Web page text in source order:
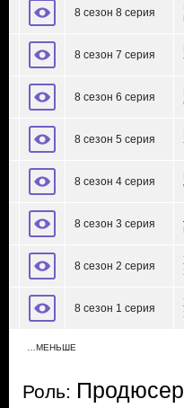
8 сезон 8 серия
8 сезон 7 серия
8 сезон 6 серия
8 сезон 5 серия
8 сезон 4 серия
8 сезон 3 серия
8 сезон 2 серия
8 сезон 1 серия
…МЕНЬШЕ
Роль: Продюсер